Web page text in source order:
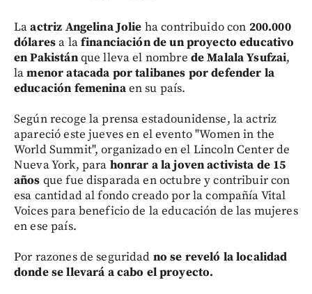
Laactriz Angelina Jolie ha contribuido con 200.000
dólaresa lafinanciación de un proyecto educativo
en Pakistánque lleva el nombre de Malala Ysufzai,
lamenor atacada por talibanes por defender la
educación femeninaen su país.
Según recoge la prensa estadounidense, la actriz
apareció este jueves en el evento "Women in the
World Summit", organizado en el Lincoln Center de
Nueva York, para honrar a la joven activista de 15
años que fue disparada en octubre y contribuir con
esa cantidad al fondo creado por la compañía Vital
Voices para beneficio de la educación de las mujeres
en ese país.
Por razones de seguridad no se reveló la localidad
donde se llevará a cabo el proyecto.